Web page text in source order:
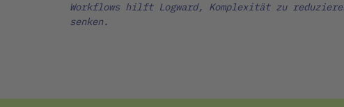
Workflows hilft Logward, Komplexität zu
senken.